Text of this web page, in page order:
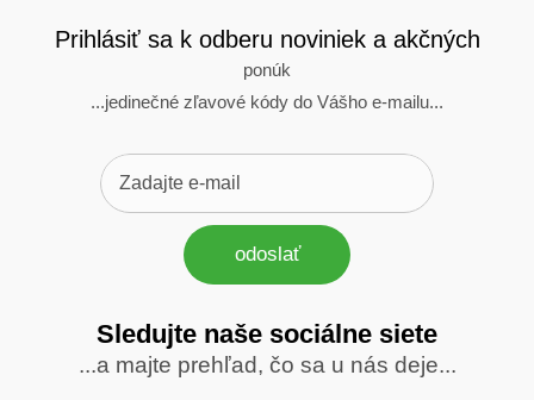
Prihlásiť sa k odberu noviniek a akčných
ponúk
...jedinečné zľavové kódy do Vášho e-mailu...
odoslať
Sledujte
nás
Sledujte naše sociálne siete
...a majte prehľad, čo sa u nás deje...